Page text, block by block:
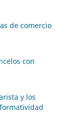
de comercio
con
y los